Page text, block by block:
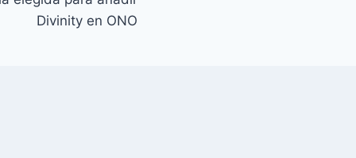
Divinity en ONO